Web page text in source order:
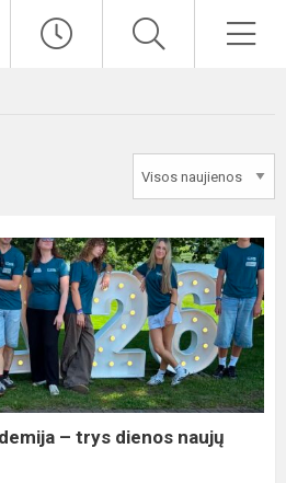
– trys dienos naujų